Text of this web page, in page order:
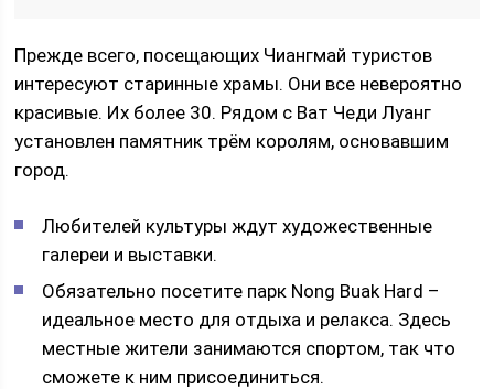
Прежде всего, посещающих Чиангмай туристов
интересуют старинные храмы. Они все невероятно
красивые. Их более 30. Рядом с Ват Чеди Луанг
установлен памятник трём королям, основавшим
город.
Любителей культуры ждут художественные
галереи и выставки.
Обязательно посетите парк Nong Buak Hard –
идеальное место для отдыха и релакса. Здесь
местные жители занимаются спортом, так что
сможете к ним присоединиться.